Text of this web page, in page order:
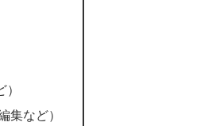
集など）